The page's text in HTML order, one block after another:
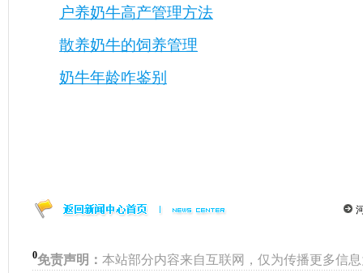
户养奶牛高产管理方法
散养奶牛的饲养管理
奶牛年龄咋鉴别
0免责声明： 本站部分内容来自互联网，仅为传播更多信